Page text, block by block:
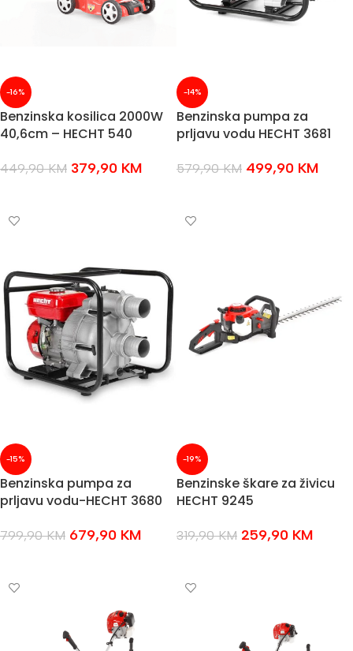
-16%
Benzinska kosilica 2000W
40,6cm – HECHT 540
449,90KM 379,90 KM
-14%
Benzinska pumpa za
prljavu vodu HECHT 3681
579,90KM 499,90 KM
-15%
Benzinska pumpa za
prljavu vodu-HECHT 3680
799,90KM 679,90 KM
-19%
Benzinske škare za živicu
HECHT 9245
319,90KM 259,90 KM